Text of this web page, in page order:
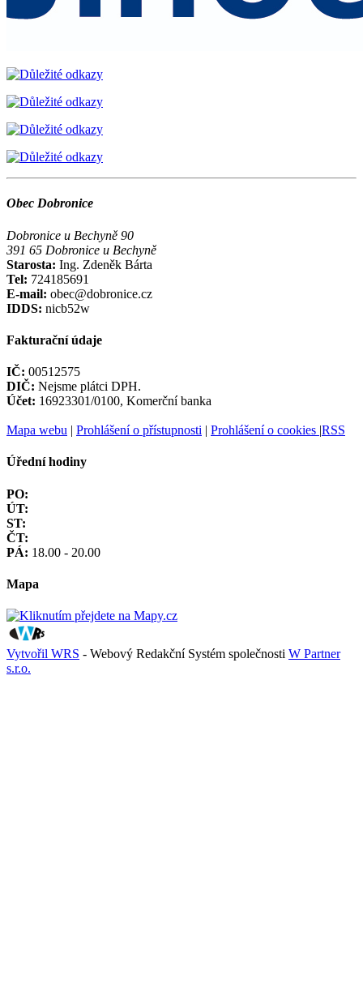
Obec Dobronice
Dobronice u Bechyně 90
391 65 Dobronice u Bechyně
Starosta: Ing. Zdeněk Bárta
Tel: 724185691
E-mail: obec@dobronice.cz
IDDS: nicb52w
Fakturační údaje
IČ: 00512575
DIČ: Nejsme plátci DPH.
Účet: 16923301/0100, Komerční banka
Mapa webu | Prohlášení o přístupnosti | Prohlášení o cookies |RSS
Úřední hodiny
PO:
ÚT:
ST:
ČT:
PÁ: 18.00 - 20.00
Mapa
Vytvořil WRS - Webový Redakční Systém společnosti W Partner
s.r.o.